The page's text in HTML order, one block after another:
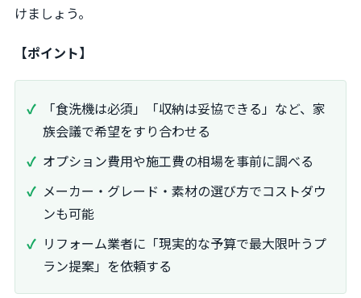
けましょう。
【ポイント】
「食洗機は必須」「収納は妥協できる」など、家
族会議で希望をすり合わせる
オプション費用や施工費の相場を事前に調べる
メーカー・グレード・素材の選び方でコストダウ
ンも可能
リフォーム業者に「現実的な予算で最大限叶うプ
ラン提案」を依頼する